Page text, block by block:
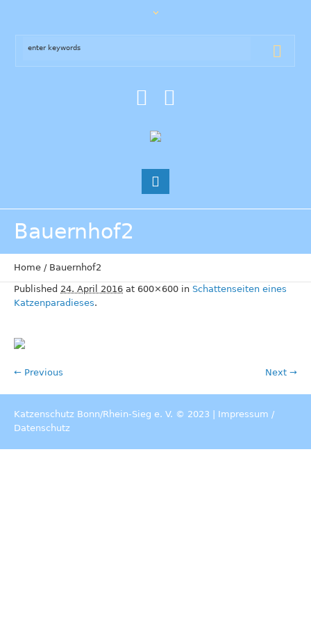
Bauernhof2
Home / Bauernhof2
Published 24. April 2016 at 600×600 in Schattenseiten eines
Katzenparadieses.
← Previous Next →
Katzenschutz Bonn/Rhein-Sieg e. V. © 2023 | Impressum /
Datenschutz